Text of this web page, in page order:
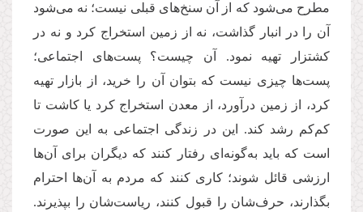
مطرح می‌شود که از آن سنخ‌های قبلی نیست؛ نه می‌شود
آن را در انبار گذاشت، نه از زمین استخراج کرد و نه در
کشتزار تهیه نمود. آن چیست؟ پست‌های اجتماعی؛
پست‌ها چیزی نیست که بتوان آن را خرید، از بازار تهیه
کرد، از زمین درآورد، از معدن استخراج کرد یا کاشت تا
کم‌کم رشد کند. این در زندگی اجتماعی به این صورت
است که باید به‌گونه‌ای رفتار کنند که دیگران برای آن‌ها
ارزشی قائل شوند؛ کاری کنند که مردم به آن‌ها احترام
بگذارند، حرف‌شان را قبول کنند، ریاست‌شان را بپذیرند.